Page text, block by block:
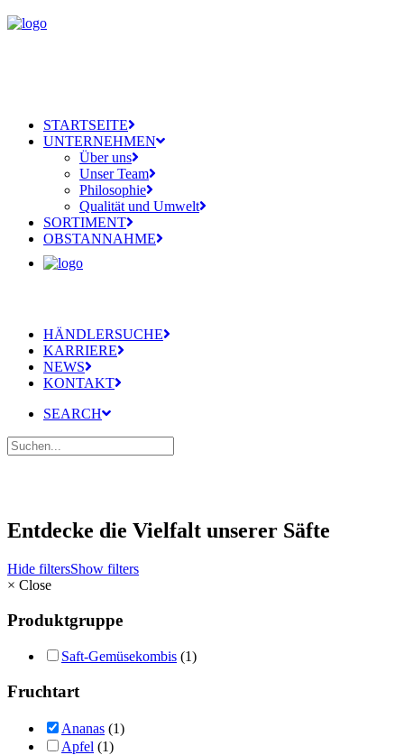
STARTSEITE
UNTERNEHMEN
Über uns
Unser Team
Philosophie
Qualität und Umwelt
SORTIMENT
OBSTANNAHME
HÄNDLERSUCHE
KARRIERE
NEWS
KONTAKT
SEARCH
Entdecke die Vielfalt unserer Säfte
Hide filtersShow filters
× Close
Produktgruppe
Saft-Gemüsekombis (1)
Fruchtart
Ananas (1)
Apfel (1)